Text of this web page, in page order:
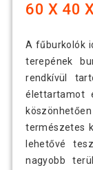
60 X 40
A fűburkolók
terepének
rendkívül
élettartamot
természetes
lehetővé
nagyobb